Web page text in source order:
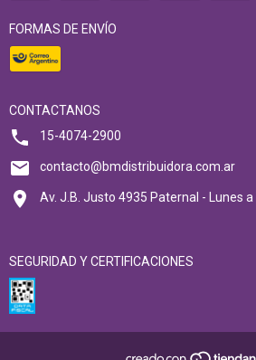
FORMAS DE ENVÍO
CONTACTANOS
15-4074-2900
contacto@bmdistribuidora.com.ar
Av. J.B. Justo 4935 Paternal - Lunes
SEGURIDAD Y CERTIFICACIONES